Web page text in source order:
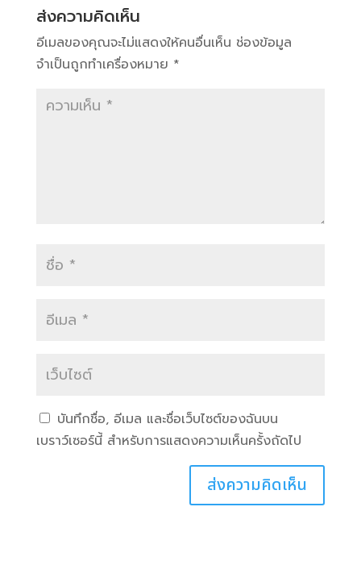
ส่งความคิดเห็น
อีเมลของคุณจะไม่แสดงให้คนอื่นเห็น ช่องข้อมูล
จำเป็นถูกทำเครื่องหมาย *
บันทึกชื่อ, อีเมล และชื่อเว็บไซต์ของฉันบน
เบราว์เซอร์นี้ สำหรับการแสดงความเห็นครั้งถัดไป